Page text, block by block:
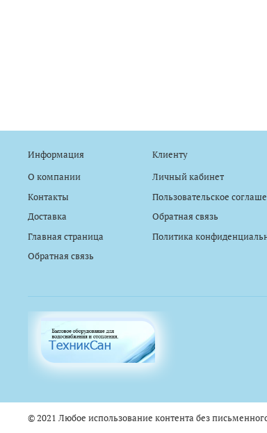
Информация
О компании
Контакты
Доставка
Главная страница
Обратная связь
Клиенту
Личный кабинет
Пользовательское
Обратная связь
Политика
© 2021 Любое использование контента без